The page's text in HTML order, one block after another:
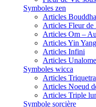
Symboles zen
Articles
Articles Fleur de
Articles Om –
Articles Yin Yang
Articles Infini
Articles Unalome
Symboles wicca
Articles Triquetra
Articles Noeud
Articles Triple
Symbole sorcière